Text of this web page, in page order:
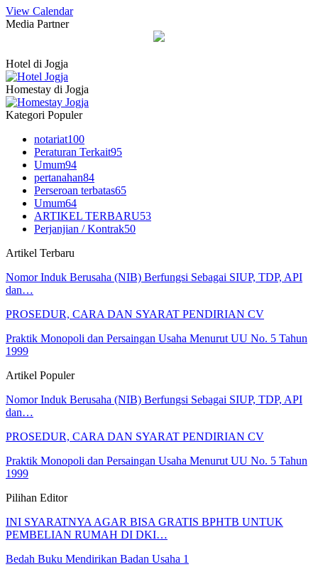
View Calendar
Media Partner
Hotel di Jogja
Homestay di Jogja
Kategori Populer
notariat100
Peraturan Terkait95
Umum94
pertanahan84
Perseroan terbatas65
Umum64
ARTIKEL TERBARU53
Perjanjian / Kontrak50
Artikel Terbaru
Nomor Induk Berusaha (NIB) Berfungsi Sebagai SIUP, TDP, API
dan…
PROSEDUR, CARA DAN SYARAT PENDIRIAN CV
Praktik Monopoli dan Persaingan Usaha Menurut UU No. 5 Tahun
1999
Artikel Populer
Nomor Induk Berusaha (NIB) Berfungsi Sebagai SIUP, TDP, API
dan…
PROSEDUR, CARA DAN SYARAT PENDIRIAN CV
Praktik Monopoli dan Persaingan Usaha Menurut UU No. 5 Tahun
1999
Pilihan Editor
INI SYARATNYA AGAR BISA GRATIS BPHTB UNTUK
PEMBELIAN RUMAH DI DKI…
Bedah Buku Mendirikan Badan Usaha 1